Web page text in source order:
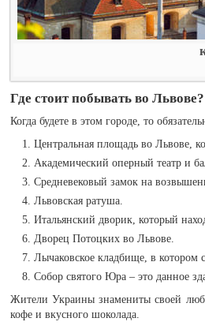
Где стоит побывать во
Когда будете в этом городе, то
Центральная площадь во Львове,
Академический оперный театр и
Средневековый замок на
Львовская ратуша.
Итальянский дворик, который
Дворец Потоцких во Львове.
Лычаковское кладбище, в котором
Собор святого Юра – это данное
Жители Украины знамениты своей
кофе и вкусного шоколада.